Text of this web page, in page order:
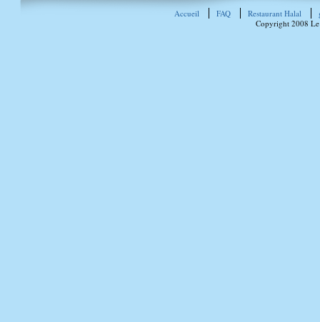
Accueil FAQ Restaurant Halal
Copyright 2008